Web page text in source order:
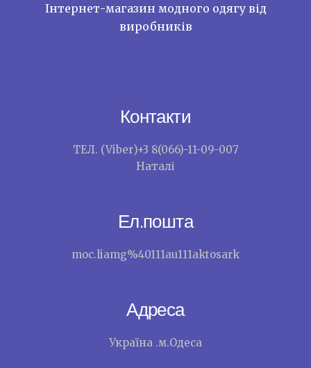
Інтернет-магазин модного одягу від
виробників
Контакти
ТЕЛ. (Viber)+3 8(066)-11-09-007
Наталі
Ел.пошта
moc.liamg%40111au111aktosark
Адреса
Україна .м.Одеса